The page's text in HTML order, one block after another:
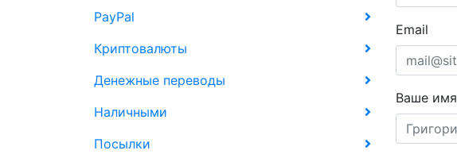
PayPal
Криптовалюты
Денежные переводы
Наличными
Посылки
Email
Ваше имя